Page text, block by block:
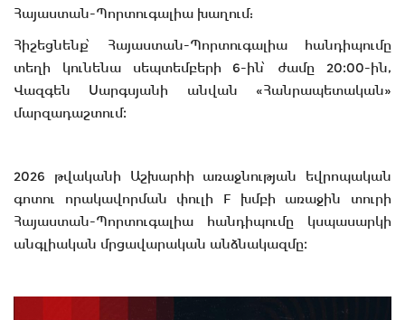
Հայաստան-Պորտուգալիա խաղում:
Հիշեցնենք՝ Հայաստան-Պորտուգալիա հանդիպումը
տեղի կունենա սեպտեմբերի 6-ին՝ ժամը 20։00-ին,
Վազգեն Սարգսյանի անվան «Հանրապետական»
մարզադաշտում։
2026 թվականի Աշխարհի առաջնության եվրոպական
գոտու որակավորման փուլի F խմբի առաջին տուրի
Հայաստան-Պորտուգալիա հանդիպումը կսպասարկի
անգլիական մրցավարական անձնակազմը։